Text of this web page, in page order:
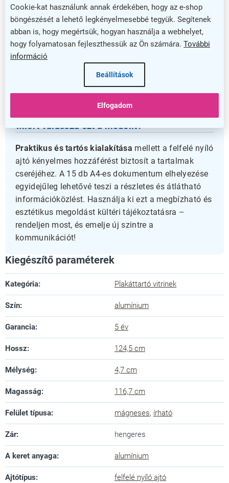
Cookie-kat használunk annak érdekében, hogy az e-shop
böngészését a lehető legkényelmesebbé tegyük. Segítenek
abban is, hogy megértsük, hogyan használja a webhelyet,
hogy folyamatosan fejleszthessük az Ön számára. További
információ
Beállítások
Elfogadom
információknak.
A mágneses, írható felület lehetővé teszi az egyszerű
és gyors üzenetváltást, így ideális választás lehet
iskolák, közintézmények vagy üzletek számára, akik
gyakran friss információkat szeretnének
információk biztonságban legyenek a szabadban is.
Miért válassza ezt a modellt?
Praktikus és tartós kialakítása mellett a felfelé nyíló
ajtó kényelmes hozzáférést biztosít a tartalmak
cseréjéhez. A 15 db A4-es dokumentum elhelyezése
egyidejűleg lehetővé teszi a részletes és átlátható
információközlést. Használja ki ezt a megbízható és
esztétikus megoldást kültéri tájékoztatásra –
rendeljen most, és emelje új szintre a
kommunikációt!
Kiegészítő paraméterek
Kategória: Plakáttartó vitrinek
Szín: alumínium
Garancia: 5 év
Hossz: 124,5 cm
Mélység: 4,7 cm
Magasság: 116,7 cm
Felület típusa: mágneses, írható
Zár: hengeres
A keret anyaga: alumínium
Ajtótípus: felfelé nyíló ajtó